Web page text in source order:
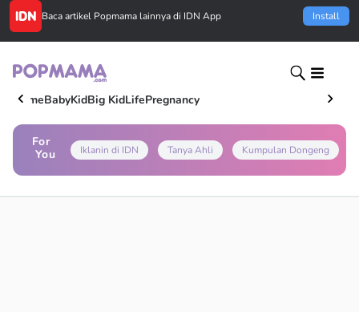
Baca artikel Popmama lainnya di IDN App Install
HomeBabyKidBig KidLifePregnancy
For
You
Iklanin di IDN Tanya Ahli Kumpulan Dongeng